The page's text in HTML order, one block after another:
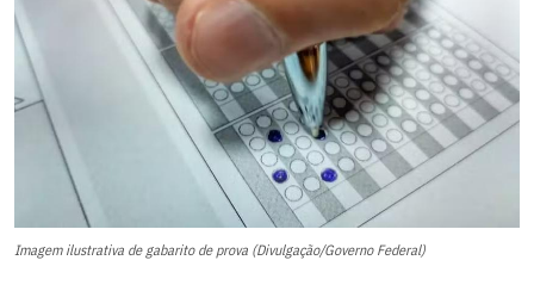
Imagem ilustrativa de gabarito de prova (Divulgação/Governo Federal)